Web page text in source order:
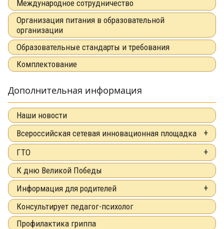
Международное сотрудничество
Организация питания в образовательной
организации
Образовательные стандарты и требования
Комплектование
Дополнительная информация
Наши новости
Всероссийская сетевая инновационная площадка
ГТО
К дню Великой Победы
Информация для родителей
Консультирует педагог-психолог
Профилактика гриппа